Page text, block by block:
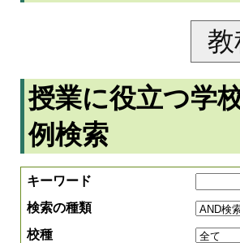
授業に役立つ学
例検索
キーワード
検索の種類
校種